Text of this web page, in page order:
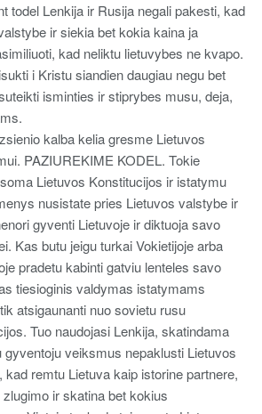
todel Lenkija ir Rusija negali pakesti, kad
ir siekia bet kokia kaina ja
kad neliktu lietuvybes ne kvapo.
i Kristu siandien daugiau negu bet
isminties ir stiprybes musu, deja,
kalba kelia gresme Lietuvos
PAZIUREKIME KODEL. Tokie
Lietuvos Konstitucijos ir istatymu
nusistate pries Lietuvos valstybe ir
gyventi Lietuvoje ir diktuoja savo
Kas butu jeigu turkai Vokietijoje arba
pradetu kabinti gatviu lenteles savo
tiesioginis valdymas istatymams
atsigaunanti nuo sovietu rusu
Tuo naudojasi Lenkija, skatindama
gyventoju veiksmus nepaklusti Lietuvos
remtu Lietuva kaip istorine partnere,
ir skatina bet kokius